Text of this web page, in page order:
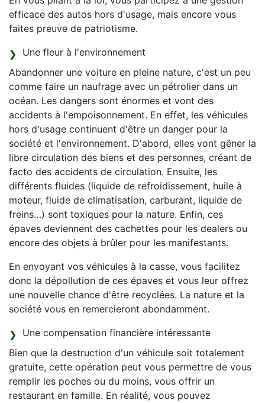
efficace des autos hors d'usage, mais encore vous
faites preuve de patriotisme.
Une fleur à l'environnement
Abandonner une voiture en pleine nature, c'est un peu
comme faire un naufrage avec un pétrolier dans un
océan. Les dangers sont énormes et vont des
accidents à l'empoisonnement. En effet, les véhicules
hors d'usage continuent d'être un danger pour la
société et l'environnement. D'abord, elles vont gêner la
libre circulation des biens et des personnes, créant de
facto des accidents de circulation. Ensuite, les
différents fluides (liquide de refroidissement, huile à
moteur, fluide de climatisation, carburant, liquide de
freins…) sont toxiques pour la nature. Enfin, ces
épaves deviennent des cachettes pour les dealers ou
encore des objets à brûler pour les manifestants.
En envoyant vos véhicules à la casse, vous facilitez
donc la dépollution de ces épaves et vous leur offrez
une nouvelle chance d'être recyclées. La nature et la
société vous en remercieront abondamment.
Une compensation financière intéressante
Bien que la destruction d'un véhicule soit totalement
gratuite, cette opération peut vous permettre de vous
remplir les poches ou du moins, vous offrir un
restaurant en famille. En réalité, vous pouvez